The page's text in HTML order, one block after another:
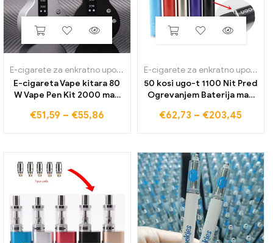
E-cigarete za enkratno uporabo
E-cigareta Vape kitara 80
W Vape Pen Kit 2000 mah
2ml Tank USB Rechargeable
€51,59 – €55,86
E-cigarete za enkratno uporabo
50 kosi ugo-t 1100 Nit Pred
Ogrevanjem Baterija mah
Passth rough Evod Ego T
€62,73 – €203,45